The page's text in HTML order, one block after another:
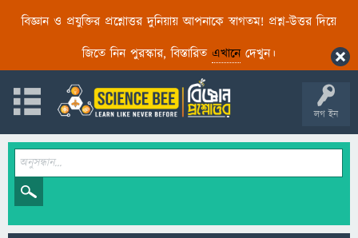
বিজ্ঞান ও প্রযুক্তির প্রশ্নোত্তর দুনিয়ায় আপনাকে স্বাগতম! প্রশ্ন-উত্তর দিয়ে
জিতে নিন পুরস্কার, বিস্তারিত এখানেদেখুন।
লগ ইন